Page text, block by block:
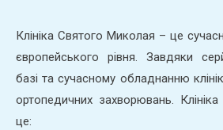
Клініка Святого Миколая – це
європейського рівня. Завдяки
базі та сучасному обладнанню
ортопедичних захворювань.
це: